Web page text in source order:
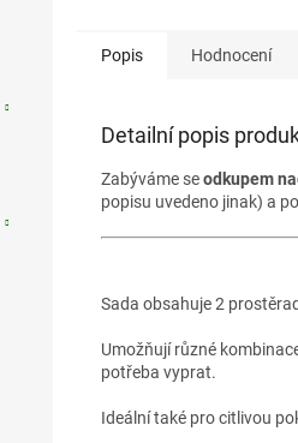
Popis Hodnocení
Detailní popis
Zabýváme seodkupem
popisu uvedeno jinak) a
Sada obsahuje 2
Umožňují různé
potřeba vyprat.
Ideální také pro citlivou